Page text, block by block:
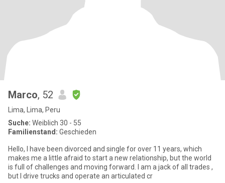
Marco, 52
Lima, Lima, Peru
Suche: Weiblich 30 - 55
Familienstand: Geschieden
Hello, I have been divorced and single for over 11 years, which
makes me a little afraid to start a new relationship, but the world
is full of challenges and moving forward. I am a jack of all trades ,
but I drive trucks and operate an articulated cr